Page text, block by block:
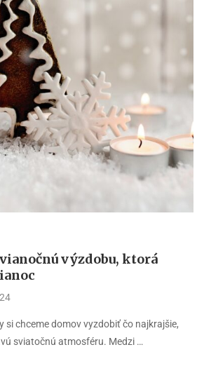
výzdobu, ktorá
si chceme domov vyzdobiť čo najkrajšie,
sviatočnú atmosféru. Medzi …